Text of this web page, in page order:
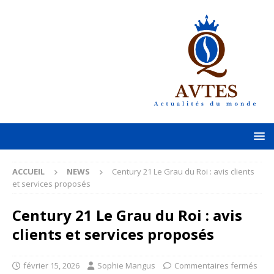
ACCUEIL NEWS
Century 21 Le Grau du Roi : avis clients
et services proposés
Century 21 Le Grau du Roi : avis
clients et services proposés
février 15, 2026 Sophie Mangus Commentaires fermés